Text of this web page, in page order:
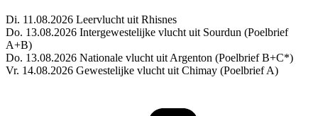
Di. 11.08.2026 Leervlucht uit Rhisnes
Do. 13.08.2026 Intergewestelijke vlucht uit Sourdun (Poelbrief
A+B)
Do. 13.08.2026 Nationale vlucht uit Argenton (Poelbrief B+C*)
Vr. 14.08.2026 Gewestelijke vlucht uit Chimay (Poelbrief A)